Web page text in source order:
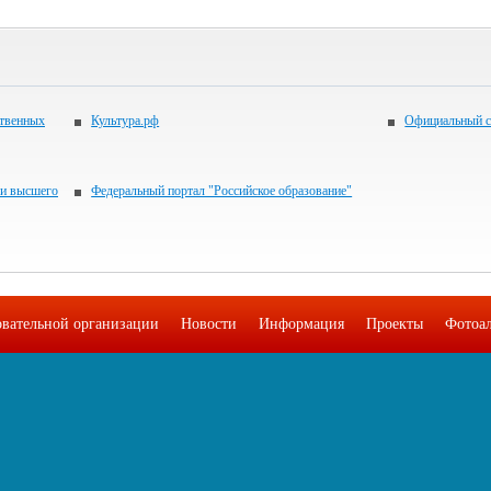
Культура.рф Официальный
высшего
Федеральный портал "Российское образование"
организации Новости Информация Проекты